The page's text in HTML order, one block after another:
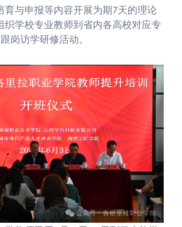
育与申报等内容开展为期7天的理论
织学校专业教师到省内各高校对应专
岗访学研修活动。